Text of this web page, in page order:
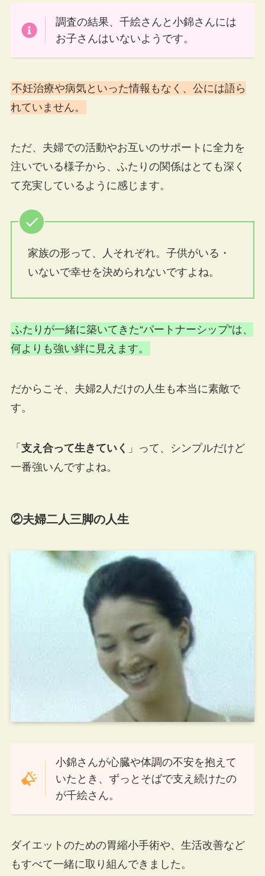
調査の結果、千絵さんと小錦さんには
お子さんはいないようです。
不妊治療や病気といった情報もなく、公には語ら
れていません。
ただ、夫婦での活動やお互いのサポートに全力を
注いでいる様子から、ふたりの関係はとても深く
て充実しているように感じます。
家族の形って、人それぞれ。子供がいる・
いないで幸せを決められないですよね。
ふたりが一緒に築いてきた“パートナーシップ”は、
何よりも強い絆に見えます。
だからこそ、夫婦2人だけの人生も本当に素敵で
す。
「 支え合って生きていく 」って、シンプルだけど
一番強いんですよね。
②夫婦二人三脚の人生
小錦さんが心臓や体調の不安を抱えて
いたとき、ずっとそばで支え続けたの
が千絵さん。
ダイエットのための胃縮小手術や、生活改善など
もすべて一緒に取り組んできました。